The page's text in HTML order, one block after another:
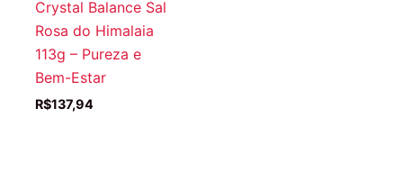
Crystal Balance Sal
Rosa do Himalaia
113g – Pureza e
Bem-Estar
R$137,94